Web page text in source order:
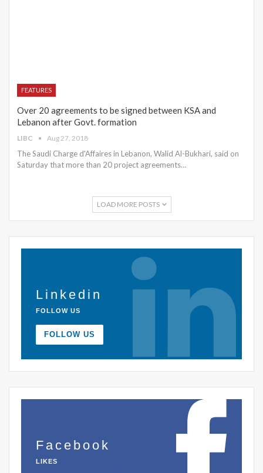
FEATURES
Over 20 agreements to be signed between KSA and
Lebanon after Govt. formation
LIBC Aug 27, 2018
The Saudi Charge d'Affaires in Lebanon, Walid Al-Bukhari, said on
Saturday that more than 20 project agreements…
LOAD MORE POSTS
Linkedin
FOLLOW US
FOLLOW US
Facebook
LIKES